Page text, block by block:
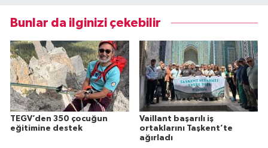
Bunlar da ilginizi çekebilir
TEGV’den 350 çocuğun
eğitimine destek
Vaillant başarılı iş
ortaklarını Taşkent’te
ağırladı